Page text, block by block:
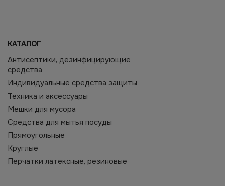
КАТАЛОГ
Антисептики, дезинфицирующие
средства
Индивидуальные средства защиты
Техника и аксессуары
Мешки для мусора
Средства для мытья посуды
Прямоугольные
Круглые
Перчатки латексные, резиновые